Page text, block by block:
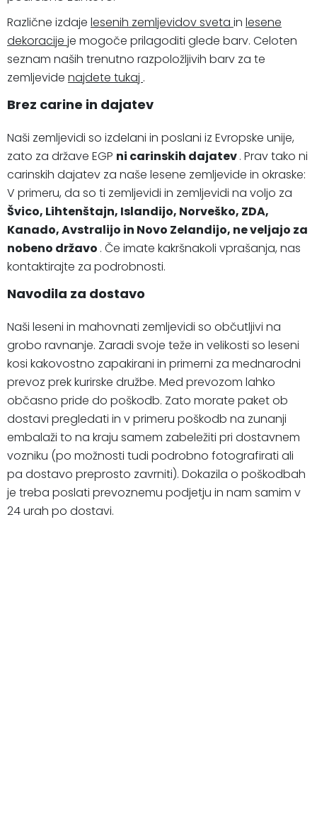
Različne izdaje lesenih zemljevidov sveta in lesene
dekoracije je mogoče prilagoditi glede barv. Celoten
seznam naših trenutno razpoložljivih barv za te
zemljevide najdete tukaj .
Brez carine in dajatev
Naši zemljevidi so izdelani in poslani iz Evropske unije,
zato za države EGP ni carinskih dajatev. Prav tako ni
carinskih dajatev za naše lesene zemljevide in okraske:
V primeru, da so ti zemljevidi in zemljevidi na voljo za
Švico, Lihtenštajn, Islandijo, Norveško, ZDA,
Kanado, Avstralijo in Novo Zelandijo, ne veljajo za
nobeno državo . Če imate kakršnakoli vprašanja, nas
kontaktirajte za podrobnosti.
Navodila za dostavo
Naši leseni in mahovnati zemljevidi so občutljivi na
grobo ravnanje. Zaradi svoje teže in velikosti so leseni
kosi kakovostno zapakirani in primerni za mednarodni
prevoz prek kurirske družbe. Med prevozom lahko
občasno pride do poškodb. Zato morate paket ob
dostavi pregledati in v primeru poškodb na zunanji
embalaži to na kraju samem zabeležiti pri dostavnem
vozniku (po možnosti tudi podrobno fotografirati ali
pa dostavo preprosto zavrniti). Dokazila o poškodbah
je treba poslati prevoznemu podjetju in nam samim v
24 urah po dostavi.